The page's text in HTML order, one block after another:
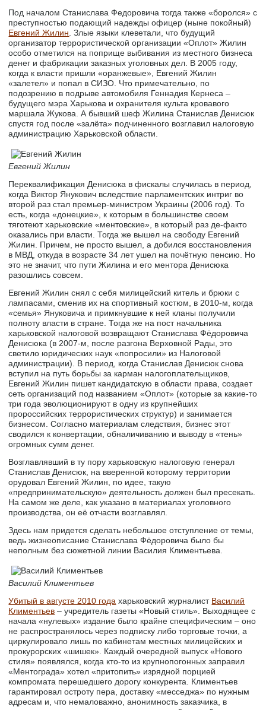
Под началом Станислава Федоровича тогда также «боролся» с
преступностью подающий надежды офицер (ныне покойный)
Евгений Жилин . Злые языки клеветали, что будущий
организатор террористической организации «Оплот» Жилин
особо отметился на поприще выбивания из местного бизнеса
денег и фабрикации заказных уголовных дел. В 2005 году,
когда к власти пришли «оранжевые», Евгений Жилин
«залетел» и попал в СИЗО. Что примечательно, по
подозрению в подрыве автомобиля Геннадия Кернеса –
будущего мэра Харькова и охранителя культа кровавого
маршала Жукова. А бывший шеф Жилина Станислав Денисюк
спустя год после «залёта» подчиненного возглавил налоговую
администрацию Харьковской области.
Евгений Жилин
Переквалификация Денисюка в фискалы случилась в период,
когда Виктор Янукович вследствие парламентских интриг во
второй раз стал премьер-министром Украины (2006 год). То
есть, когда «донецкие», к которым в большинстве своем
тяготеют харьковские «ментовские», в который раз де-факто
оказались при власти. Тогда же вышел на свободу Евгений
Жилин. Причем, не просто вышел, а добился восстановления
в МВД, откуда в возрасте 34 лет ушел на почётную пенсию. Но
это не значит, что пути Жилина и его ментора Денисюка
разошлись совсем.
Евгений Жилин снял с себя милицейский китель и брюки с
лампасами, сменив их на спортивный костюм, в 2010-м, когда
«семья» Януковича и примкнувшие к ней кланы получили
полноту власти в стране. Тогда же на пост начальника
харьковской налоговой возвращают Станислава Фёдоровича
Денисюка (в 2007-м, после разгона Верховной Рады, это
светило юридических наук «попросили» из Налоговой
администрации). В период, когда Станислав Денисюк снова
вступил на путь борьбы за карман налогоплательщиков,
Евгений Жилин пишет кандидатскую в области права, создает
сеть организаций под названием «Оплот» (которые за какие-то
три года эволюционируют в одну из крупнейших
пророссийских террористических структур) и занимается
бизнесом. Согласно материалам следствия, бизнес этот
сводился к конвертации, обналичиванию и выводу в «тень»
огромных сумм денег.
Возглавлявший в ту пору харьковскую налоговую генерал
Станислав Денисюк, на вверенной которому территории
орудовал Евгений Жилин, по идее, такую
«предпринимательскую» деятельность должен был пресекать.
На самом же деле, как указано в материалах уголовного
производства, он её отчасти возглавлял.
Здесь нам придется сделать небольшое отступление от темы,
ведь жизнеописание Станислава Фёдоровича было бы
неполным без сюжетной линии Василия Климентьева.
Василий Климентьев
Убитый в августе 2010 года харьковский журналист Василий
Климентьев – учредитель газеты «Новый стиль». Выходящее с
начала «нулевых» издание было крайне специфическим – оно
не распространялось через подписку либо торговые точки, а
циркулировало лишь по кабинетам местных милицейских и
прокурорских «шишек». Каждый очередной выпуск «Нового
стиля» появлялся, когда кто-то из крупнопогонных заправил
«Ментограда» хотел «притопить» изрядной порцией
компромата перешедшего дорогу конкурента. Климентьев
гарантировал остроту пера, доставку «месседжа» по нужным
адресам и, что немаловажно, анонимность заказчика, в